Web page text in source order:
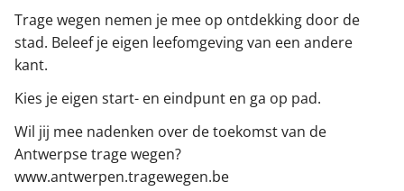
Trage wegen nemen je mee op ontdekking door de
stad. Beleef je eigen leefomgeving van een andere
kant.
Kies je eigen start- en eindpunt en ga op pad.
Wil jij mee nadenken over de toekomst van de
Antwerpse trage wegen?
www.antwerpen.tragewegen.be